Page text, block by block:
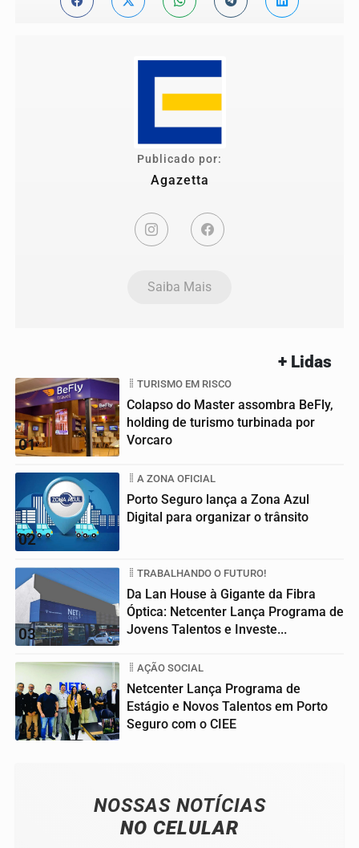
Publicado por:
Agazetta
Saiba Mais
+ Lidas
01
TURISMO EM RISCO
Colapso do Master assombra BeFly,
holding de turismo turbinada por
Vorcaro
02
A ZONA OFICIAL
Porto Seguro lança a Zona Azul
Digital para organizar o trânsito
03
TRABALHANDO O FUTURO!
Da Lan House à Gigante da Fibra
Óptica: Netcenter Lança Programa de
Jovens Talentos e Investe...
04
AÇÃO SOCIAL
Netcenter Lança Programa de
Estágio e Novos Talentos em Porto
Seguro com o CIEE
NOSSAS NOTÍCIAS
NO CELULAR